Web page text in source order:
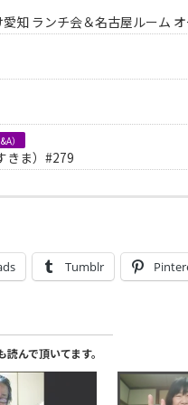
知 ランチ会＆名古屋ルーム
）
きま）#279
Tumblr
んで頂いてます。